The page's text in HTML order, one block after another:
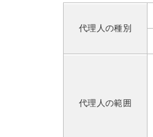
代理人の種別
代理人の範囲